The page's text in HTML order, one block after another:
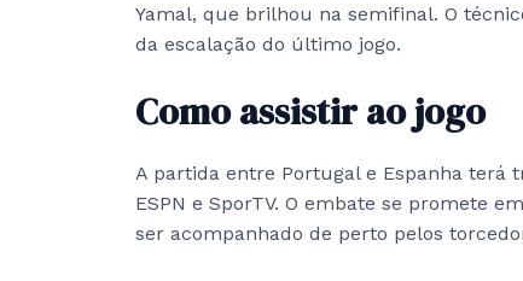
Yamal, que brilhou na semifinal. O
da escalação do último jogo.
Como assistir ao jogo
A partida entre Portugal e Espanha terá
ESPN e SporTV. O embate se promete
ser acompanhado de perto pelos